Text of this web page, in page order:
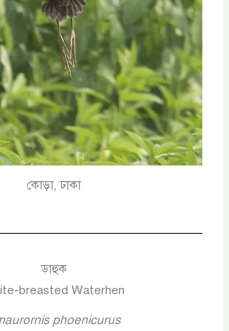
কোড়া, ঢাকা
ডাহুক
breasted Waterhen
phoenicurus